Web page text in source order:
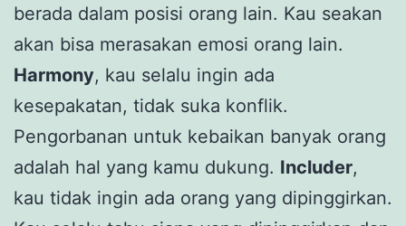
berada dalam posisi orang lain. Kau seakan
akan bisa merasakan emosi orang lain.
Harmony, kau selalu ingin ada
kesepakatan, tidak suka konflik.
Pengorbanan untuk kebaikan banyak orang
adalah hal yang kamu dukung. Includer,
kau tidak ingin ada orang yang dipinggirkan.